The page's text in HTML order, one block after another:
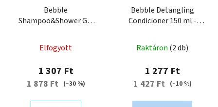
Bebble
Shampoo&Shower Gel
Elfogyott
1 307 Ft
1 878 Ft (–30 %)
Bebble Detangling
Condicioner 150 ml -
kibontására
Raktáron (2 db)
1 277 Ft
1 427 Ft (–10 %)